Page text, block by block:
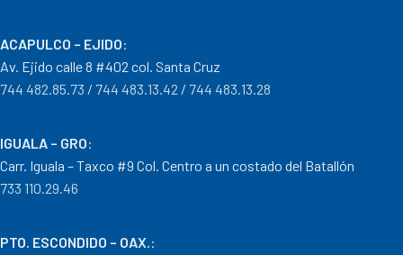
ACAPULCO – EJIDO:
Av. Ejido calle 8 #402 col. Santa Cruz
744 482.85.73 / 744 483.13.42 / 744 483.13.28
IGUALA – GRO:
Carr. Iguala – Taxco #9 Col. Centro a un costado del Batallón
733 110.29.46
PTO. ESCONDIDO – OAX.: